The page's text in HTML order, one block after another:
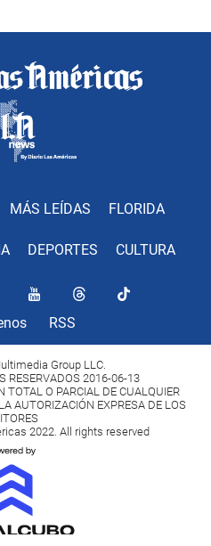
MÁS LEÍDAS FLORIDA
DEPORTES CULTURA
RSS
Group LLC.
RESERVADOS 2016-06-13
TOTAL O PARCIAL DE CUALQUIER
AUTORIZACIÓN EXPRESA DE LOS
2022. All rights reserved